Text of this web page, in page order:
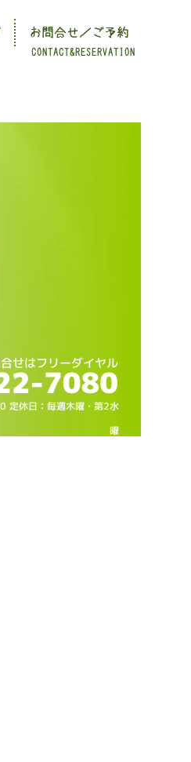
CONTACT&RESERVATION
お問合せ／ご予約
定休日：毎週木曜・第2水
曜